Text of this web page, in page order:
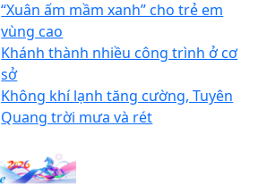
“Xuân ấm mầm xanh” cho trẻ em
vùng cao
Khánh thành nhiều công trình ở cơ
sở
Không khí lạnh tăng cường, Tuyên
Quang trời mưa và rét